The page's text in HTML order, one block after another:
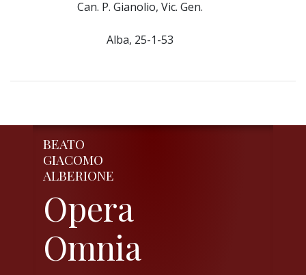
Can. P. Gianolio, Vic. Gen.
Alba, 25-1-53
BEATO
GIACOMO
ALBERIONE
Opera
Omnia